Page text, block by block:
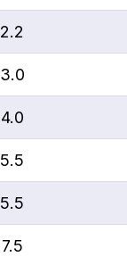
2.2
3.0
4.0
5.5
5.5
7.5